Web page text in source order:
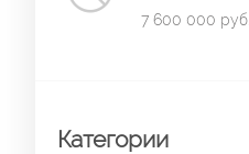
7 600 000 руб.
Категории